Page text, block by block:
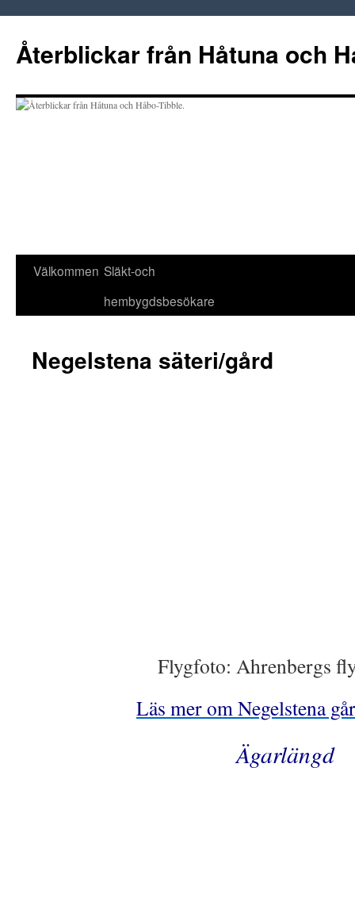
innehåll
Återblickar från Håtuna och
Välkommen Släkt-och
hembygdsbesökare
Negelstena säteri/gård
Flygfoto: Ahrenbergs
Läs mer om Negelstena
Ägarlängd